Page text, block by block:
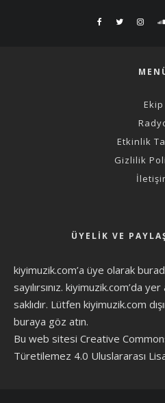
Ekip
Etkinlik
Gizlilik
ÜYELIK VE
kiyimuzik.com’a üye olarak
sayılırsınız. kiyimuzik.com’da
saklıdır. Lütfen kiyimuzik.com
buraya göz atın.
Bu web sitesi Creative
Türetilemez 4.0 Uluslararası